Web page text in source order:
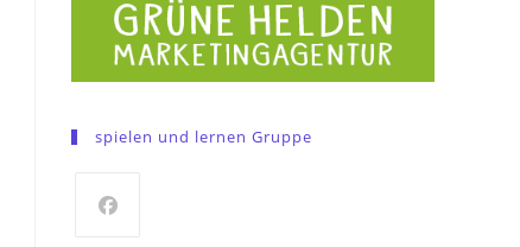
spielen und lernen Gruppe